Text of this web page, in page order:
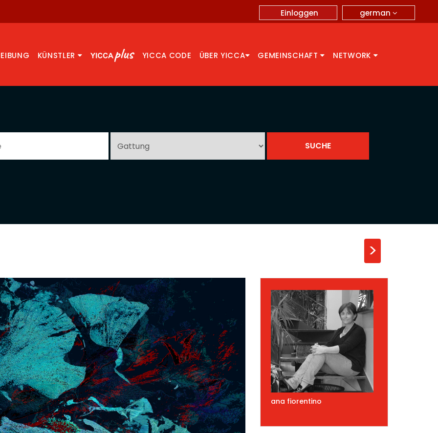
german
Einloggen
KÜNSTLER YICCA CODE ÜBER YICCA GEMEINSCHAFT NETWORK
>
ana fiorentino